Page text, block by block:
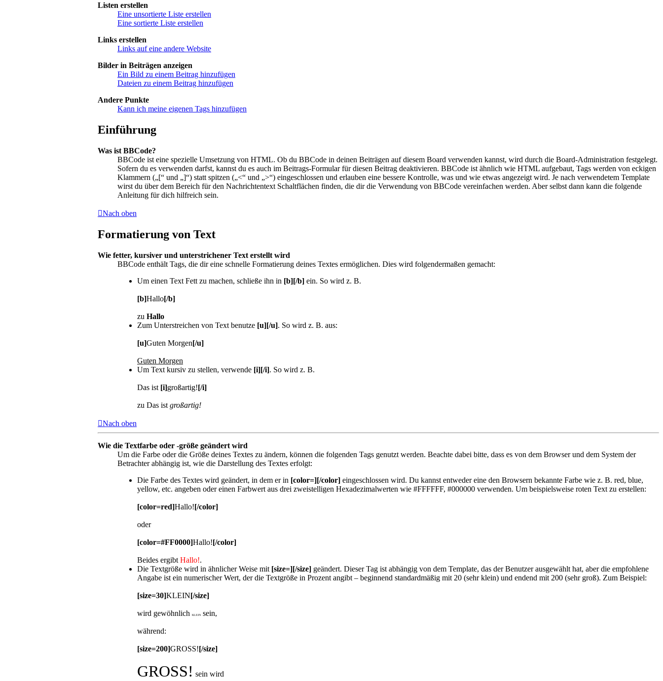
Listen erstellen
Eine unsortierte Liste erstellen
Eine sortierte Liste erstellen
Links erstellen
Links auf eine andere Website
Bilder in Beiträgen anzeigen
Ein Bild zu einem Beitrag hinzufügen
Dateien zu einem Beitrag hinzufügen
Andere Punkte
Kann ich meine eigenen Tags hinzufügen
Einführung
Was ist BBCode?
BBCode ist eine spezielle Umsetzung von HTML. Ob du BBCode in deinen Beiträgen auf diesem Board verwenden kannst, wird durch die Board-Administration festgelegt.
Sofern du es verwenden darfst, kannst du es auch im Beitrags-Formular für diesen Beitrag deaktivieren. BBCode ist ähnlich wie HTML aufgebaut, Tags werden von eckigen
Klammern („[“ und „]“) statt spitzen („<“ und „>“) eingeschlossen und erlauben eine bessere Kontrolle, was und wie etwas angezeigt wird. Je nach verwendetem Template
wirst du über dem Bereich für den Nachrichtentext Schaltflächen finden, die dir die Verwendung von BBCode vereinfachen werden. Aber selbst dann kann die folgende
Anleitung für dich hilfreich sein.
Nach oben
Formatierung von Text
Wie fetter, kursiver und unterstrichener Text erstellt wird
BBCode enthält Tags, die dir eine schnelle Formatierung deines Textes ermöglichen. Dies wird folgendermaßen gemacht:
Um einen Text Fett zu machen, schließe ihn in [b][/b] ein. So wird z. B.
[b]Hallo[/b]
zu Hallo
Zum Unterstreichen von Text benutze [u][/u]. So wird z. B. aus:
[u]Guten Morgen[/u]
Guten Morgen
Um Text kursiv zu stellen, verwende [i][/i]. So wird z. B.
Das ist [i]großartig![/i]
zu Das ist großartig!
Nach oben
Wie die Textfarbe oder -größe geändert wird
Um die Farbe oder die Größe deines Textes zu ändern, können die folgenden Tags genutzt werden. Beachte dabei bitte, dass es von dem Browser und dem System der
Betrachter abhängig ist, wie die Darstellung des Textes erfolgt:
Die Farbe des Textes wird geändert, in dem er in [color=][/color] eingeschlossen wird. Du kannst entweder eine den Browsern bekannte Farbe wie z. B. red, blue,
yellow, etc. angeben oder einen Farbwert aus drei zweistelligen Hexadezimalwerten wie #FFFFFF, #000000 verwenden. Um beispielsweise roten Text zu erstellen:
[color=red]Hallo![/color]
oder
[color=#FF0000]Hallo![/color]
Beides ergibt Hallo!.
Die Textgröße wird in ähnlicher Weise mit [size=][/size] geändert. Dieser Tag ist abhängig von dem Template, das der Benutzer ausgewählt hat, aber die empfohlene
Angabe ist ein numerischer Wert, der die Textgröße in Prozent angibt – beginnend standardmäßig mit 20 (sehr klein) und endend mit 200 (sehr groß). Zum Beispiel:
[size=30]KLEIN[/size]
wird gewöhnlich KLEIN sein,
während:
[size=200]GROSS![/size]
GROSS! sein wird